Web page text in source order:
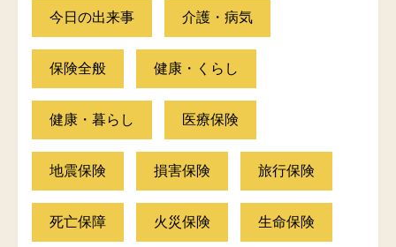
今日の出来事 介護・病気
保険全般 健康・くらし
健康・暮らし 医療保険
地震保険 損害保険 旅行保険
死亡保障 火災保険 生命保険